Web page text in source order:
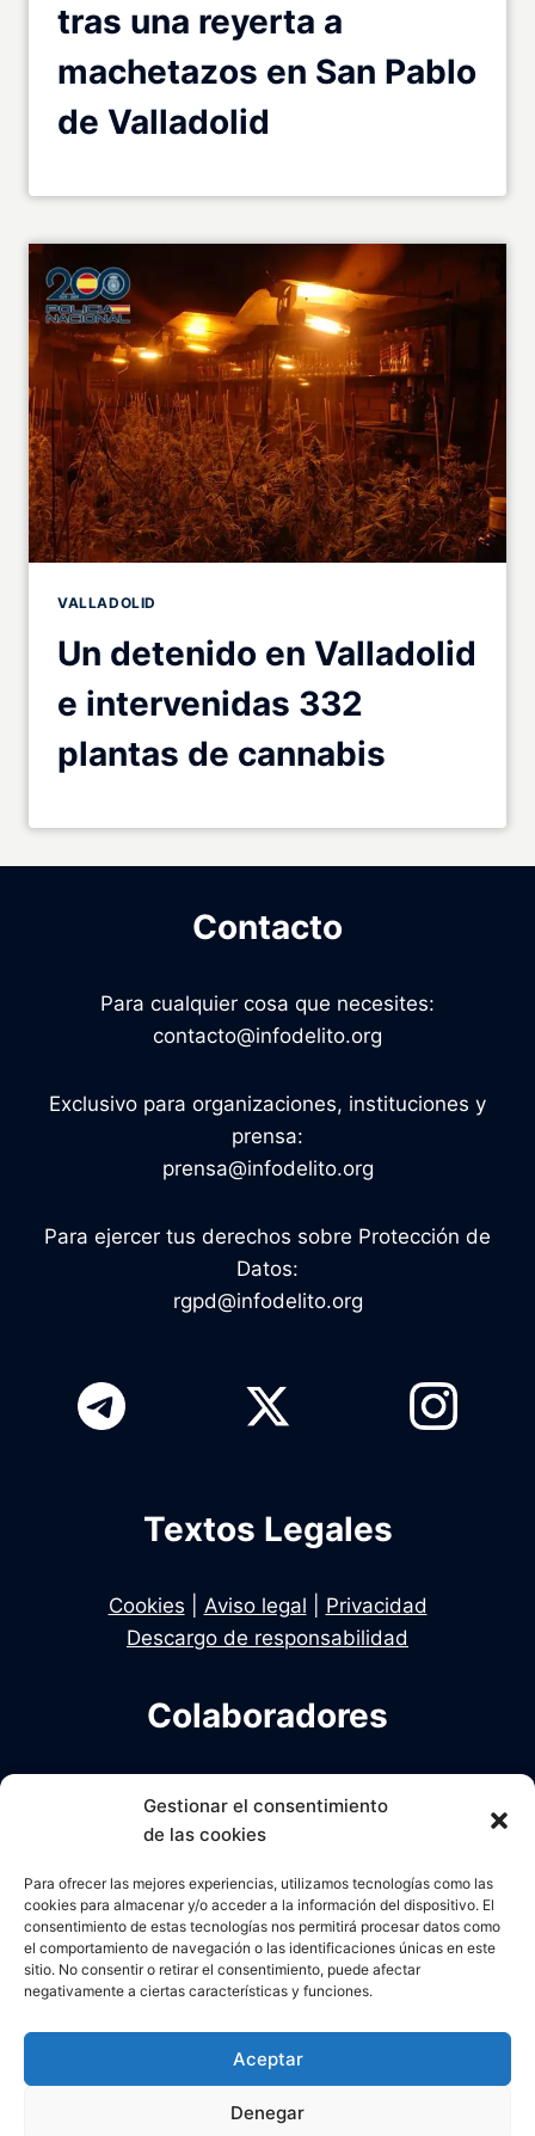
Gestionar el consentimiento
de las cookies
Para ofrecer las mejores experiencias, utilizamos tecnologías como las
cookies para almacenar y/o acceder a la información del dispositivo. El
consentimiento de estas tecnologías nos permitirá procesar datos como
el comportamiento de navegación o las identificaciones únicas en este
sitio. No consentir o retirar el consentimiento, puede afectar
negativamente a ciertas características y funciones.
Aceptar
Denegar
tras una reyerta a
machetazos en San Pablo
de Valladolid
VALLADOLID
Un detenido en Valladolid
e intervenidas 332
plantas de cannabis
Contacto
Para cualquier cosa que necesites:
contacto@infodelito.org
Exclusivo para organizaciones, instituciones y
prensa:
prensa@infodelito.org
Para ejercer tus derechos sobre Protección de
Datos:
rgpd@infodelito.org
Textos Legales
Cookies Aviso legal
Privacidad
Descargo de responsabilidad
Colaboradores
Infodelito es una iniciativa de Dekhan y Alcalde
en colaboración con Una Policia para el Siglo XXI
Acceso